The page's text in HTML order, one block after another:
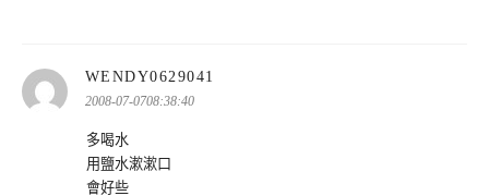
WENDY0629041
2008-07-0708:38:40
多喝水
用鹽水漱漱口
會好些